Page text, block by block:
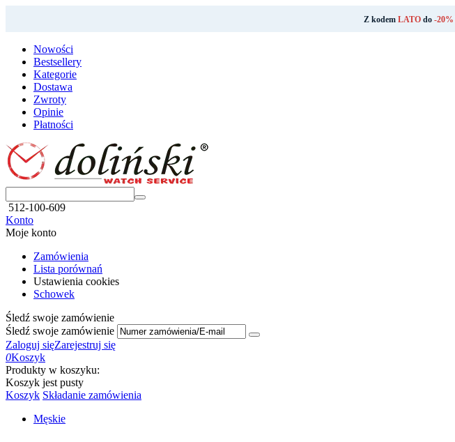
Z kodem LATOdo -20%
Nowości
Bestsellery
Kategorie
Dostawa
Zwroty
Opinie
Płatności
512-100-609
Konto
Moje konto
Zamówienia
Lista porównań
Ustawienia cookies
Schowek
Śledź swoje zamówienie
Śledź swoje zamówienie
Zaloguj sięZarejestruj się
0Koszyk
Produkty w koszyku:
Koszyk jest pusty
Koszyk Składanie zamówienia
Męskie